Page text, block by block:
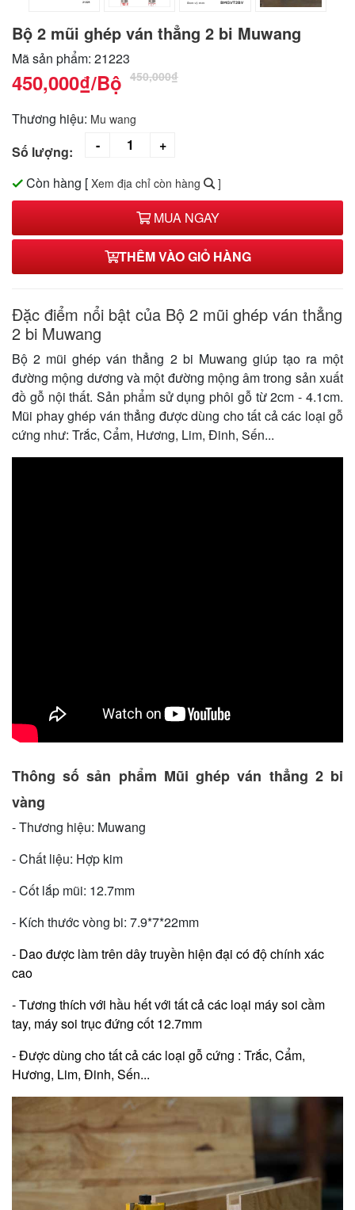
Bộ 2 mũi ghép ván thẳng 2 bi Muwang
Mã sản phẩm: 21223
450,000₫/Bộ 450,000₫
Thương hiệu: Mu wang
Số lượng:
Còn hàng [ Xem địa chỉ còn hàng ]
MUA NGAY
THÊM VÀO GIỎ HÀNG
Đặc điểm nổi bật của Bộ 2 mũi ghép ván thẳng
2 bi Muwang
Bộ 2 mũi ghép ván thẳng 2 bi Muwang giúp tạo ra một
đường mộng dương và một đường mộng âm trong sản xuất
đồ gỗ nội thất. Sản phẩm sử dụng phôi gỗ từ 2cm - 4.1cm.
Mũi phay ghép ván thẳng được dùng cho tất cả các loại gỗ
cứng như: Trắc, Cẩm, Hương, Lim, Đinh, Sến...
Thông số sản phẩm Mũi ghép ván thẳng 2 bi
vàng
- Thương hiệu: Muwang
- Chất liệu: Hợp kim
- Cốt lắp mũi: 12.7mm
- Kích thước vòng bi: 7.9*7*22mm
- Dao được làm trên dây truyền hiện đại có độ chính xác
cao
- Tương thích với hầu hết với tất cả các loại máy soi cầm
tay, máy soi trục đứng cốt 12.7mm
- Được dùng cho tất cả các loại gỗ cứng : Trắc, Cẩm,
Hương, Lim, Đinh, Sến...